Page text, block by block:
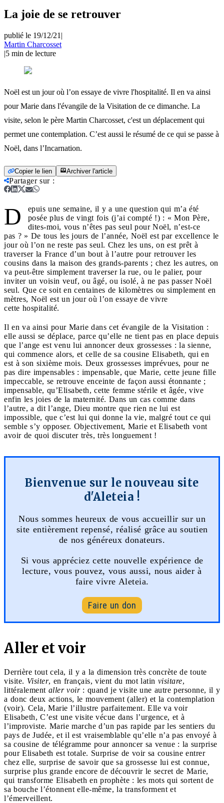
La joie de se retrouver
publié le 19/12/21 |
Martin Charcosset
|5 min de lecture
Noël est un jour où l’on essaye de vivre l'hospitalité. Il en va ainsi
pour Marie dans l'évangile de la Visitation de ce dimanche. La
visite, selon le père Martin Charcosset, c'est un déplacement qui
permet une contemplation. C’est aussi le résumé de ce qui se passe à
Noël, dans l’Incarnation.
Copier le lien Archiver l'article
Partager sur:
D
epuis une semaine, il y a une question qui m’a été
posée plus de vingt fois (j’ai compté !) : « Mon Père,
dites-moi, vous n’êtes pas seul pour Noël, n’est-ce
pas ? » De tous les jours de l’année, Noël est par excellence le
jour où l’on ne reste pas seul. Chez les uns, on est prêt à
traverser la France d’un bout à l’autre pour retrouver les
cousins dans la maison des grands-parents ; chez les autres, on
va peut-être simplement traverser la rue, ou le palier, pour
inviter un voisin veuf, ou âgé, ou isolé, à ne pas passer Noël
seul. Que ce soit en centaines de kilomètres ou simplement en
mètres, Noël est un jour où l’on essaye de vivre
cette hospitalité.
Il en va ainsi pour Marie dans cet évangile de la Visitation :
elle aussi se déplace, parce qu’elle ne tient pas en place depuis
que l’ange est venu lui annoncer deux grossesses : la sienne,
qui commence alors, et celle de sa cousine Elisabeth, qui en
est à son sixième mois. Deux grossesses imprévues, pour ne
pas dire impensables : impensable, que Marie, cette jeune fille
impeccable, se retrouve enceinte de façon aussi étonnante ;
impensable, qu’Elisabeth, cette femme stérile et âgée, vive
enfin les joies de la maternité. Dans un cas comme dans
l’autre, a dit l’ange, Dieu montre que rien ne lui est
impossible, que c’est lui qui donne la vie, malgré tout ce qui
semble s’y opposer. Objectivement, Marie et Elisabeth vont
avoir de quoi discuter très, très longuement !
Bienvenue sur le nouveau site
d'Aleteia !
Nous sommes heureux de vous accueillir sur un
site entièrement repensé, réalisé grâce au soutien
de nos généreux donateurs.
Si vous appréciez cette nouvelle expérience de
lecture, vous pouvez, vous aussi, nous aider à
faire vivre Aleteia.
Faire un don
Aller et voir
Derrière tout cela, il y a la dimension très concrète de toute
visite. Visiter, en français, vient du mot latin visitare,
littéralement aller voir: quand je visite une autre personne, il y
a donc deux actions, le mouvement (aller) et la contemplation
(voir). Cela, Marie l’illustre parfaitement. Elle va voir
Elisabeth, C’est une visite vécue dans l’urgence, et à
l’improviste. Marie marche d’un pas rapide par les sentiers du
pays de Judée, et il est vraisemblable qu’elle n’a pas envoyé à
sa cousine de télégramme pour annoncer sa venue : la surprise
pour Elisabeth est totale. Surprise de voir sa cousine entrer
chez elle, surprise de savoir que sa grossesse lui est connue,
surprise plus grande encore de découvrir le secret de Marie,
qui transforme Elisabeth en prophète : les mots qui sortent de
sa bouche l’étonnent elle-même, la transforment et
l’émerveillent.